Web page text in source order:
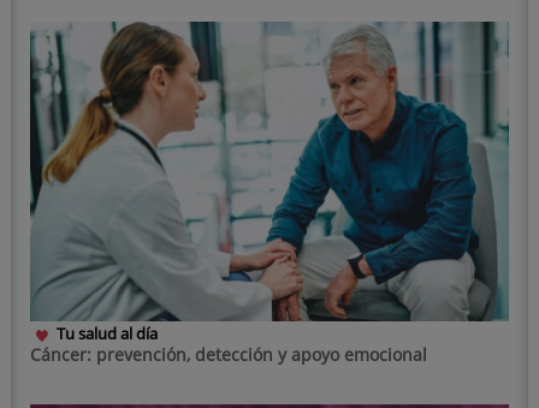
Tu salud al día
Cáncer: prevención, detección y apoyo emocional